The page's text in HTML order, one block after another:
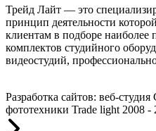
Трейд Лайт — это
принцип деятельности
клиентам в подборе наиболее
комплектов студийного
видеостудий,
Разработка сайтов: веб-студия
фототехники Trade light 2008 -